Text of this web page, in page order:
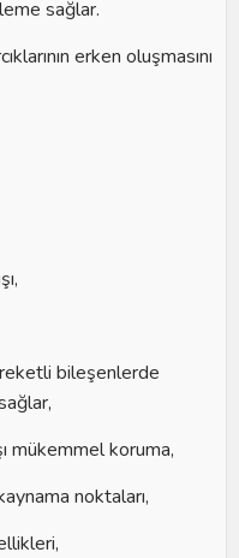
sağlar.
erken oluşmasını
bileşenlerde
mükemmel koruma,
noktaları,